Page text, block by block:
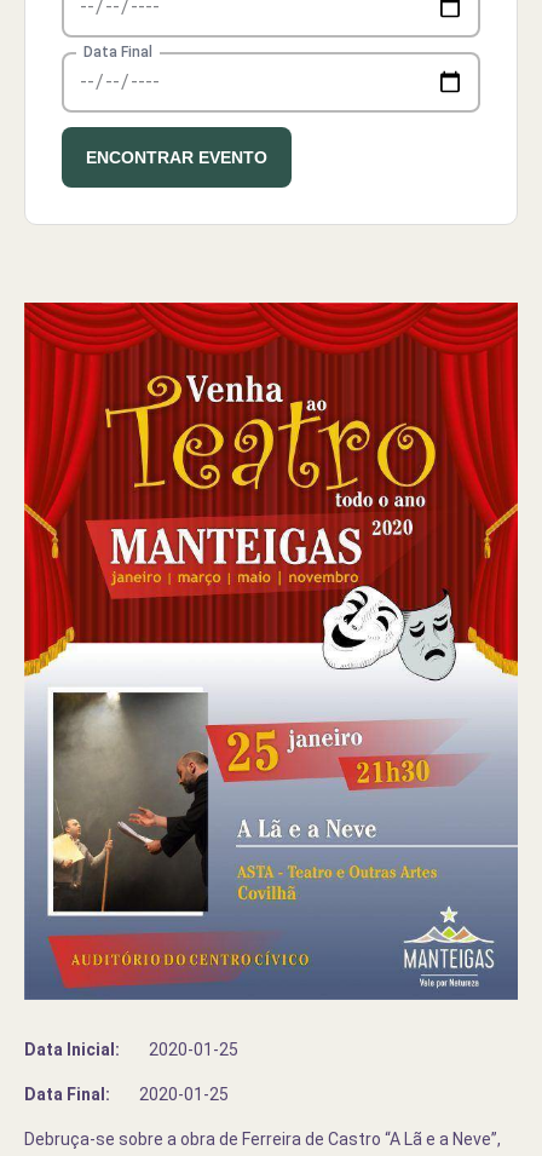
Data Final
ENCONTRAR EVENTO
Data Inicial: 2020-01-25
Data Final: 2020-01-25
Debruça-se sobre a obra de Ferreira de Castro “A Lã e a Neve”,